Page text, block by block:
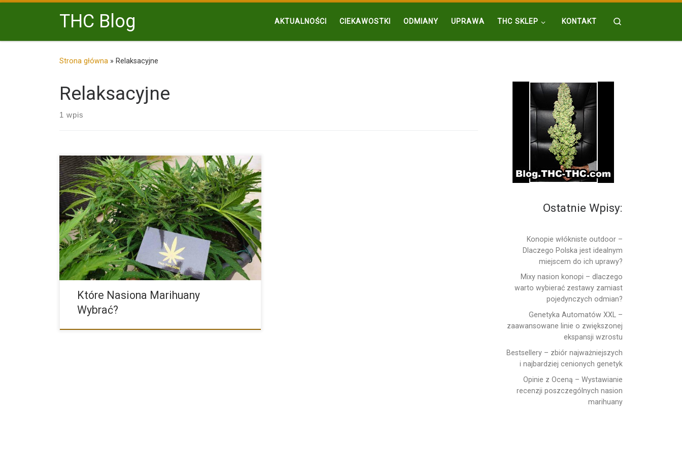
Przejdź do treściTHC Blog AKTUALNOŚCI CIEKAWOSTKI ODMIANY UPRAWA THC SKLEP KONTAKT
Strona główna » Relaksacyjne
Relaksacyjne
1 wpis
To pytanie, które zadaje sobie wiele osób, które chcą
rozpocząć […]
Które Nasiona Marihuany
Wybrać?
Ostatnie Wpisy:
Konopie włókniste outdoor –
Dlaczego Polska jest idealnym
miejscem do ich uprawy?
Mixy nasion konopi – dlaczego
warto wybierać zestawy zamiast
pojedynczych odmian?
Genetyka Automatów XXL –
zaawansowane linie o zwiększonej
ekspansji wzrostu
Bestsellery – zbiór najważniejszych
i najbardziej cenionych genetyk
Opinie z Oceną – Wystawianie
recenzji poszczególnych nasion
marihuany